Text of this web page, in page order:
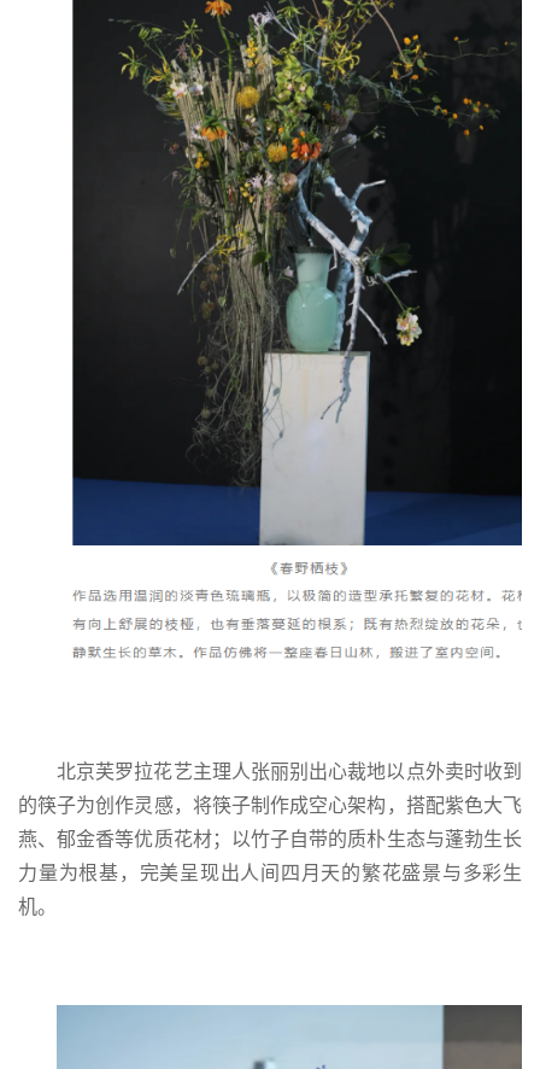
北京芙罗拉花艺主理人张丽别出心裁地以点外卖时收到
的筷子为创作灵感，将筷子制作成空心架构，搭配紫色大飞
燕、郁金香等优质花材；以竹子自带的质朴生态与蓬勃生长
力量为根基，完美呈现出人间四月天的繁花盛景与多彩生
机。